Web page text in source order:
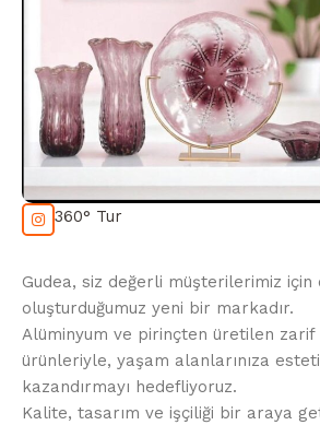
360° Tur
Gudea, siz değerli müşterilerimiz için
oluşturduğumuz yeni bir markadır.
Alüminyum ve pirinçten üretilen zarif
ürünleriyle, yaşam alanlarınıza
kazandırmayı hedefliyoruz.
Kalite, tasarım ve işçiliği bir araya